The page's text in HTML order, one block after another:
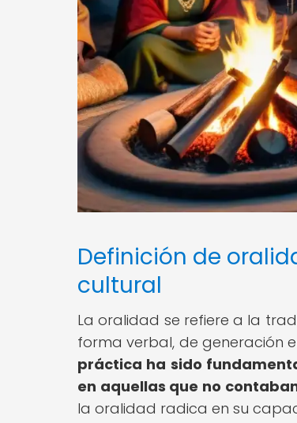
Definición de
cultural
La oralidad se refiere a la
forma verbal, de generación
práctica ha sido
en aquellas que no
la oralidad radica en su